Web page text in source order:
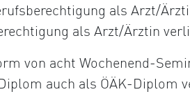
als Arzt/
als Arzt/Ärztin
von acht Wochenend-
auch als ÖÄK-Diplom